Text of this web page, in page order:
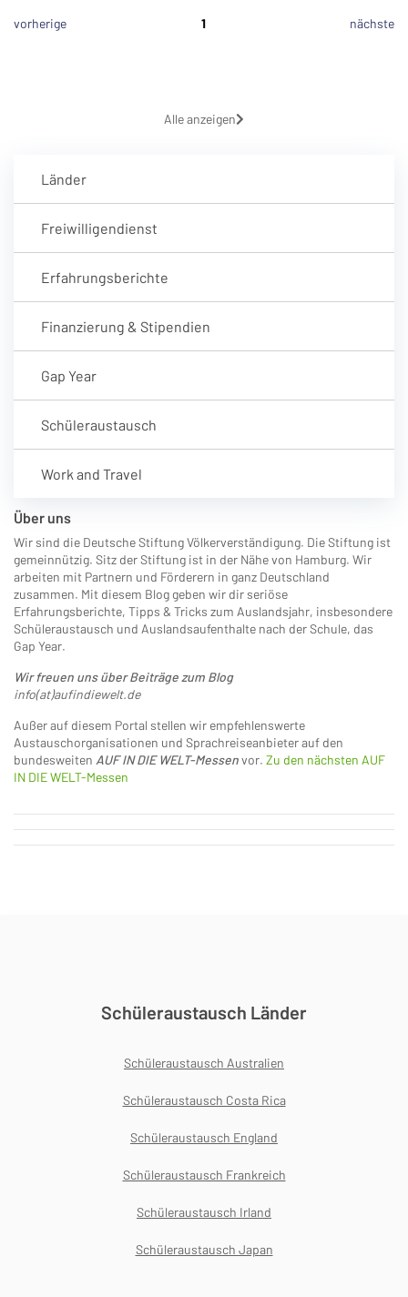
vorherige 1 nächste
Alle anzeigen
Länder
Freiwilligendienst
Erfahrungsberichte
Finanzierung & Stipendien
Gap Year
Schüleraustausch
Work and Travel
Über uns
Wir sind die Deutsche Stiftung Völkerverständigung. Die Stiftung ist
gemeinnützig. Sitz der Stiftung ist in der Nähe von Hamburg. Wir
arbeiten mit Partnern und Förderern in ganz Deutschland
zusammen. Mit diesem Blog geben wir dir seriöse
Erfahrungsberichte, Tipps & Tricks zum Auslandsjahr, insbesondere
Schüleraustausch und Auslandsaufenthalte nach der Schule, das
Gap Year.
Wir freuen uns über Beiträge zum Blog
info(at)aufindiewelt.de
Außer auf diesem Portal stellen wir empfehlenswerte
Austauschorganisationen und Sprachreiseanbieter auf den
bundesweiten AUF IN DIE WELT-Messenvor. Zu den nächsten AUF
IN DIE WELT-Messen
Schüleraustausch Länder
Schüleraustausch Australien
Schüleraustausch Costa Rica
Schüleraustausch England
Schüleraustausch Frankreich
Schüleraustausch Irland
Schüleraustausch Japan